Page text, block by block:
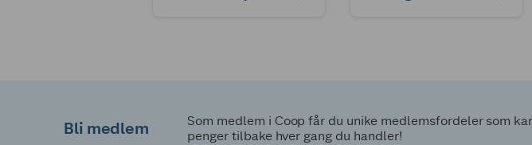
Bli medlem
Som medlem i Coop får du unike medlemsfordeler som
penger tilbake hver gang du handler!